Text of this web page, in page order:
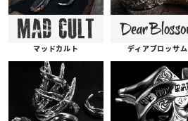
マッドカルト ディアブロッサム